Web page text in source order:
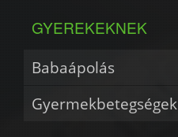
GYEREKEKNEK
Babaápolás
Gyermekbetegségek